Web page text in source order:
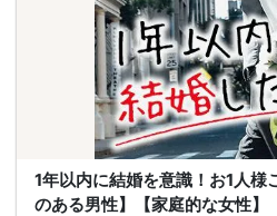
1年以内に結婚を意識！お1人様
のある男性】【家庭的な女性】